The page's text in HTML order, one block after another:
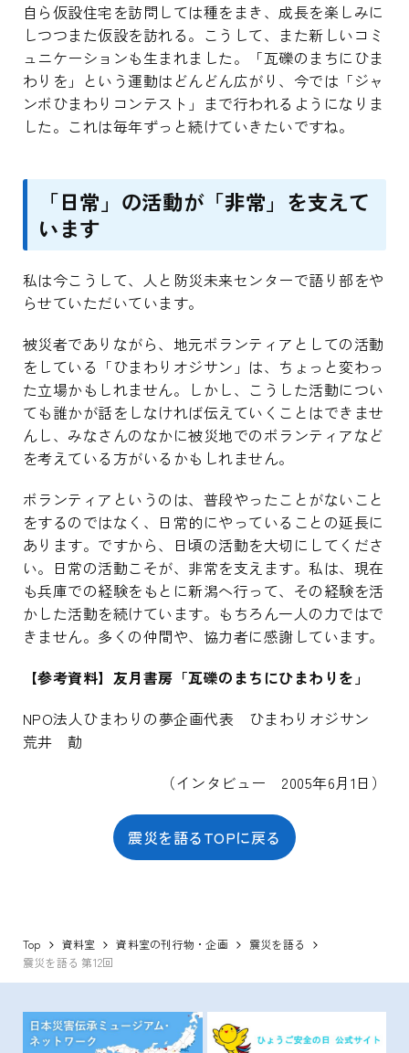
自ら仮設住宅を訪問しては種をまき、成長を楽しみに
しつつまた仮設を訪れる。こうして、また新しいコミ
ュニケーションも生まれました。「瓦礫のまちにひま
わりを」という運動はどんどん広がり、今では「ジャ
ンボひまわりコンテスト」まで行われるようになりま
した。これは毎年ずっと続けていきたいですね。
「日常」の活動が「非常」を支えて
います
私は今こうして、人と防災未来センターで語り部をや
らせていただいています。
被災者でありながら、地元ボランティアとしての活動
をしている「ひまわりオジサン」は、ちょっと変わっ
た立場かもしれません。しかし、こうした活動につい
ても誰かが話をしなければ伝えていくことはできませ
んし、みなさんのなかに被災地でのボランティアなど
を考えている方がいるかもしれません。
ボランティアというのは、普段やったことがないこと
をするのではなく、日常的にやっていることの延長に
あります。ですから、日頃の活動を大切にしてくださ
い。日常の活動こそが、非常を支えます。私は、現在
も兵庫での経験をもとに新潟へ行って、その経験を活
かした活動を続けています。もちろん一人の力ではで
きません。多くの仲間や、協力者に感謝しています。
【参考資料】友月書房「瓦礫のまちにひまわりを」
NPO法人ひまわりの夢企画代表 ひまわりオジサン
荒井 勣
（インタビュー 2005年6月1日）
震災を語るTOPに戻る
Top 資料室 資料室の刊行物・企画
震災を語る
震災を語る 第12回